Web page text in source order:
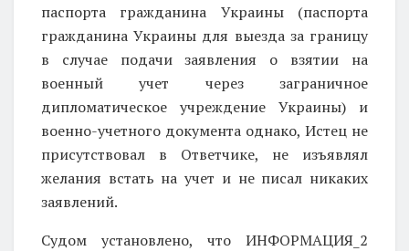
паспорта гражданина Украины (паспорта
гражданина Украины для выезда за границу
в случае подачи заявления о взятии на
военный учет через заграничное
дипломатическое учреждение Украины) и
военно-учетного документа однако, Истец не
присутствовал в Ответчике, не изъявлял
желания встать на учет и не писал никаких
заявлений.
Судом установлено, что ИНФОРМАЦИЯ_2